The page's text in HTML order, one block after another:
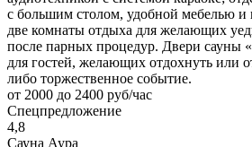
с большим столом, удобной мебелью и
две комнаты отдыха для желающих
после парных процедур. Двери сауны
для гостей, желающих отдохнуть или
либо торжественное событие.
от 2000 до 2400 руб/час
Спецпредложение
4,8
Сауна Аура